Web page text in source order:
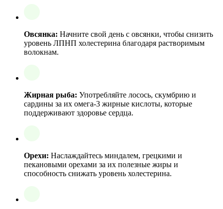
Овсянка: Начните свой день с овсянки, чтобы снизить
уровень ЛПНП холестерина благодаря растворимым
волокнам.
Жирная рыба: Употребляйте лосось, скумбрию и
сардины за их омега-3 жирные кислоты, которые
поддерживают здоровье сердца.
Орехи: Наслаждайтесь миндалем, грецкими и
пекановыми орехами за их полезные жиры и
способность снижать уровень холестерина.